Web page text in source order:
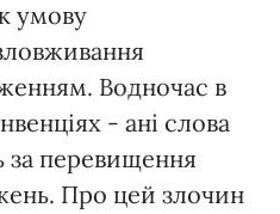
умову
Водночас в
- ані слова
за перевищення
Про цей злочин